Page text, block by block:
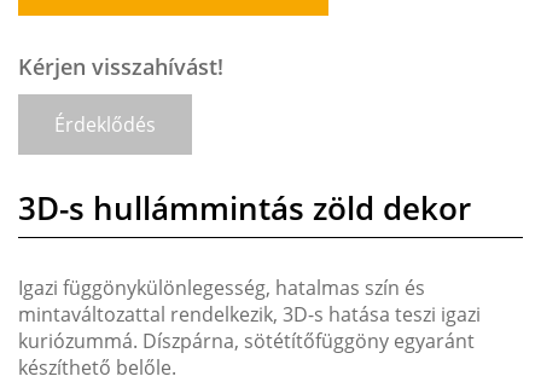
Kérjen visszahívást!
Érdeklődés
3D-s hullámmintás zöld dekor
Igazi függönykülönlegesség, hatalmas szín és
mintaváltozattal rendelkezik, 3D-s hatása teszi igazi
kuriózummá. Díszpárna, sötétítőfüggöny egyaránt
készíthető belőle.